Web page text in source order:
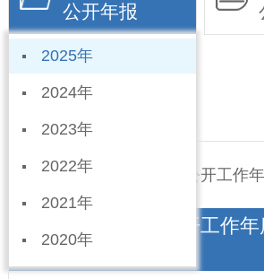
公开年报
2025年
2024年
2023年
2022年
2021年
2020年
依申请公开
宁晋县2025年政府信息公开工作
2025年政府信息公开工作
公布